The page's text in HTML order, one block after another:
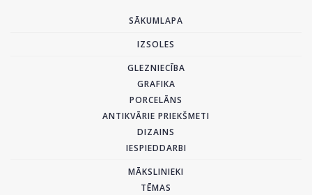
SĀKUMLAPA
IZSOLES
GLEZNIECĪBA
GRAFIKA
PORCELĀNS
ANTIKVĀRIE PRIEKŠMETI
DIZAINS
IESPIEDDARBI
MĀKSLINIEKI
TĒMAS